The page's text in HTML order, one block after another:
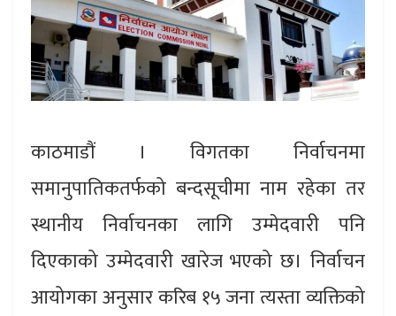
काठमाडौं । विगतका निर्वाचनमा
समानुपातिकतर्फको बन्दसूचीमा नाम रहेका तर
स्थानीय निर्वाचनका लागि उम्मेदवारी पनि
दिएकाको उम्मेदवारी खारेज भएको छ। निर्वाचन
आयोगका अनुसार करिब १५ जना त्यस्ता व्यक्तिको